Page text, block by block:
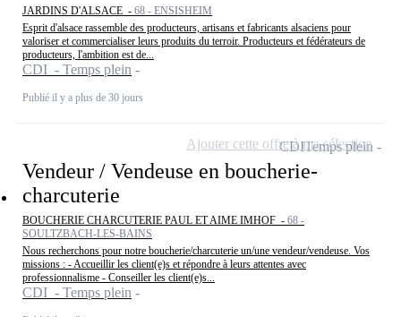
JARDINS D'ALSACE - 68 - ENSISHEIM
Esprit d'alsace rassemble des producteurs, artisans et fabricants alsaciens pour
valoriser et commercialiser leurs produits du terroir. Producteurs et fédérateurs de
producteurs, l'ambition est de...
CDI - Temps plein
Publié il y a plus de 30 jours
Vendeur / Vendeuse en boucherie-
charcuterie
BOUCHERIE CHARCUTERIE PAUL ET AIME IMHOF - 68 -
SOULTZBACH-LES-BAINS
Nous recherchons pour notre boucherie/charcuterie un/une vendeur/vendeuse. Vos
missions : - Accueillir les client(e)s et répondre à leurs attentes avec
professionnalisme - Conseiller les client(e)s...
CDI - Temps plein
CDITemps plein
Ajouter cette offre à ma sélection